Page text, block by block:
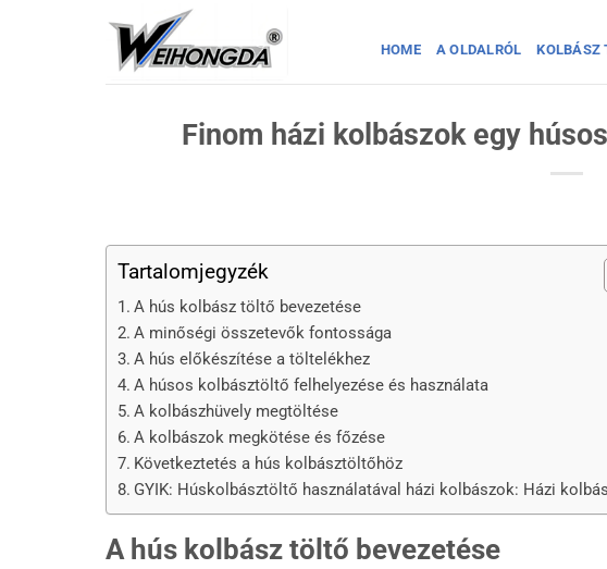
HOME A OLDALRÓL KOLBÁSZ
Finom házi kolbászok egy
Tartalomjegyzék
A hús kolbász töltő bevezetése
A minőségi összetevők fontossága
A hús előkészítése a töltelékhez
A húsos kolbásztöltő felhelyezése és használata
A kolbászhüvely megtöltése
A kolbászok megkötése és főzése
Következtetés a hús kolbásztöltőhöz
GYIK: Húskolbásztöltő használatával házi kolbászok: Házi
A hús kolbász töltő bevezetése